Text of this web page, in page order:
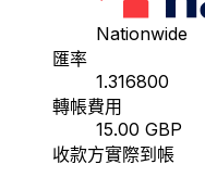
Nationwide
匯率
1.316800
轉帳費用
15.00 GBP
收款方實際到帳